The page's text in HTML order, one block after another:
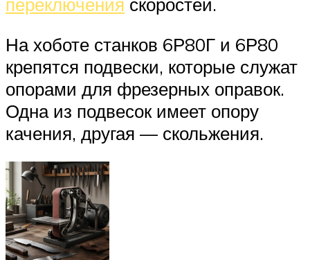
На хоботе станков 6Р80Г и 6Р80
крепятся подвески, которые служат
опорами для фрезерных оправок.
Одна из подвесок имеет опору
качения, другая — скольжения.